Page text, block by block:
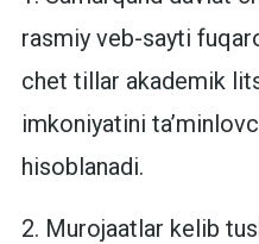
rasmiy veb-sayti
chet tillar akademik
imkoniyatini
hisoblanadi.
2. Murojaatlar kelib